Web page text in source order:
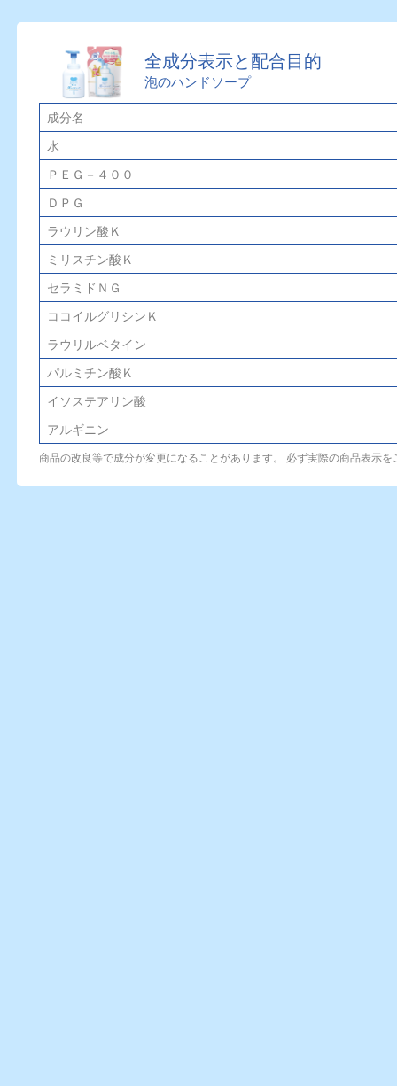
全成分表示と配合目的
泡のハンドソープ
成分名
水
ＰＥＧ－４００
ＤＰＧ
ラウリン酸Ｋ
ミリスチン酸Ｋ
セラミドＮＧ
ココイルグリシンＫ
ラウリルベタイン
パルミチン酸Ｋ
イソステアリン酸
アルギニン
商品の改良等で成分が変更になることがあります。 必ず実際の商品表示